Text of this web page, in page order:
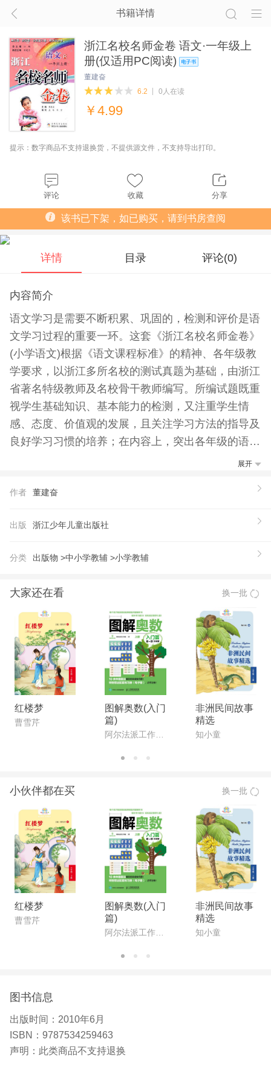
书籍详情
浙江名校名师金卷 语文·一年级上
册(仅适用PC阅读)
董建奋
6.2
0人在读
￥ 4.99
提示：数字商品不支持退换货，不提供源文件，不支持导出打印。
评论 收藏 分享
该书已下架，如已购买，请到书房查阅
详情 目录 评论(0)
内容简介
语文学习是需要不断积累、巩固的，检测和评价是语
文学习过程的重要一环。这套《浙江名校名师金卷》
(小学语文)根据《语文课程标准》的精神、各年级教
学要求，以浙江多所名校的测试真题为基础，由浙江
省著名特级教师及名校骨干教师编写。所编试题既重
视学生基础知识、基本能力的检测，又注重学生情
感、态度、价值观的发展，且关注学习方法的指导及
良好学习习惯的培养；在内容上，突出各年级的语言
知识训练重，题型则在继承传统的基础上有所创新，
名师金卷》(小学语文)是一套集单元测试卷、阶段测
卷集，既可以供学生自我检测、巩固语文学习成果，
协助家长检测孩子语文学习的成效。每年级分上、下
二、四、六、八单元后，各安排一份阶段测试卷，期
末复习时安排字词、句子、阅读、习作、综合性学习
等分类复习测试卷，期末设两份综合测试卷。一、二
年级的单元测试卷，在卷首以简洁的语言作单元知识
考查提示及解题导引；三至六年级的单元测试卷，则
在参考答案部分的每个单元答案前设简要的单元重提
示，部分典型试题还在答案中附解题思路。这样既可
以帮助学生整理单元语言知识要，又可以使他们掌握
语文学习方法，更好地自我评价，查漏补缺，巩固提
展开
作者 董建奋
出版 浙江少年儿童出版社
分类 出版物 >中小学教辅 >小学教辅
大家还在看 换一批
红楼梦
曹雪芹
图解奥数(入门
篇)
阿尔法派工作室 著
非洲民间故事
精选
知小童
小伙伴都在买 换一批
红楼梦
曹雪芹
图解奥数(入门
篇)
非洲民间故事
精选
知小童
图书信息
出版时间： 2010年6月
ISBN： 9787534259463
声明： 此类商品不支持退换